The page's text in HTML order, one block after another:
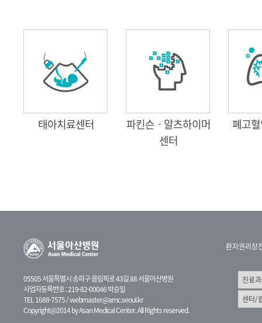
태아치료센터
파킨슨ㆍ알츠하이머
센터
폐고
05505 서울특별시 송파구 올림픽로 43길 88 서울아산병원
사업자등록번호 : 219-82-00046 박승일
TEL 1688-7575 /webmaster@amc.seoul.kr
Copyright@2014 by Asan Medical Center. All Rights reserved.
환자권리장